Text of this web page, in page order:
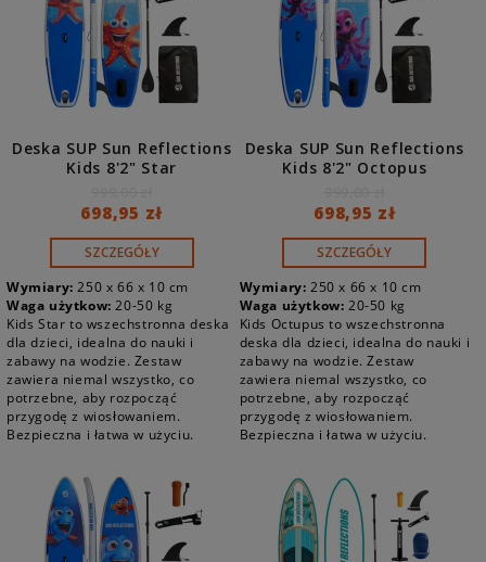
Deska SUP Sun Reflections
Kids 8'2" Star
698,95 zł
SZCZEGÓŁY
Wymiary: 250 x 66 x 10 cm
Waga użytkow: 20-50 kg
Kids Star to wszechstronna deska
dla dzieci, idealna do nauki i
zabawy na wodzie. Zestaw
zawiera niemal wszystko, co
potrzebne, aby rozpocząć
przygodę z wiosłowaniem.
Bezpieczna i łatwa w użyciu.
Deska SUP Sun Reflections
Kids 8'2" Octopus
698,95 zł
SZCZEGÓŁY
Wymiary: 250 x 66 x 10 cm
Waga użytkow: 20-50 kg
Kids Octupus to wszechstronna
deska dla dzieci, idealna do nauki i
zabawy na wodzie. Zestaw
zawiera niemal wszystko, co
potrzebne, aby rozpocząć
przygodę z wiosłowaniem.
Bezpieczna i łatwa w użyciu.